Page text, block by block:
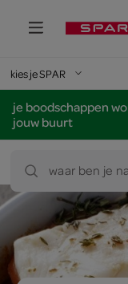
kies je SPAR
je boodschappen
jouw buurt
waar ben je